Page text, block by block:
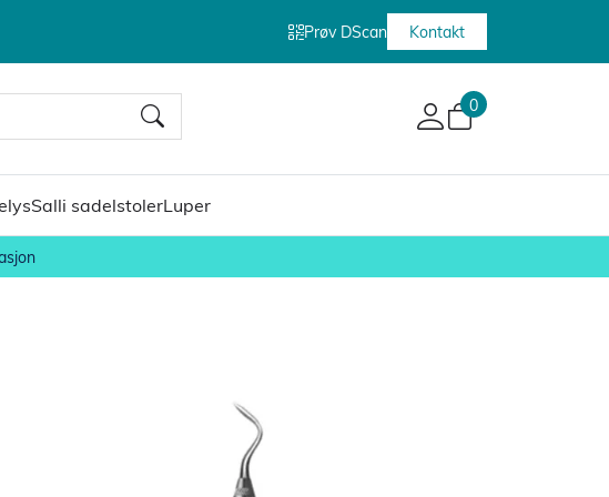
Prøv DScan Kontakt
0
Salli sadelstolerLuper